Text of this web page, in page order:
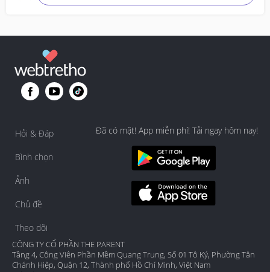
Hỏi & Đáp
Bình chọn
Ảnh
Chủ đề
Theo dõi
Đã có mặt! App miễn phí! Tải ngay hôm nay!
CÔNG TY CỔ PHẦN THE PARENT
Tầng 4, Công Viên Phần Mềm Quang Trung, Số 01 Tô Ký, Phường Tân
Chánh Hiệp, Quận 12, Thành phố Hồ Chí Minh, Việt Nam